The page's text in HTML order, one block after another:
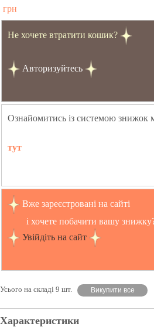
грн
Не хочете втратити кошик?
Авторизуйтесь
Ознайомитись із системою знижок
тут
Вже зареєстровані на сайті
і хочете побачити вашу
Увійдіть на сайт
Усього на складі 9 шт. Викупити все
Характеристики